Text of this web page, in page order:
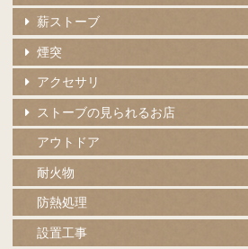
薪ストーブ
煙突
アクセサリ
ストーブの見られるお店
アウトドア
耐火物
防熱処理
設置工事